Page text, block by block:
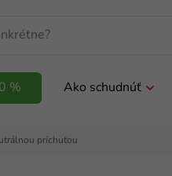
% Ako schudnúť
príchuťou